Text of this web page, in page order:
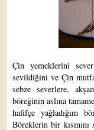
Çin yemeklerini
sevildiğini ve Çin
sebze severlere,
böreğinin aslına
hafifçe yağladığım
Böreklerin bir